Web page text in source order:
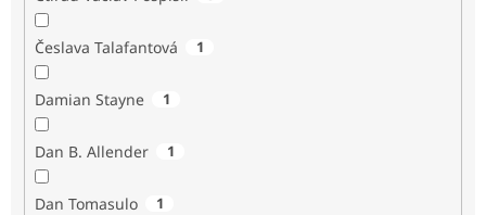
Česlava Talafantová 1
Damian Stayne 1
Dan B. Allender 1
Dan Tomasulo 1